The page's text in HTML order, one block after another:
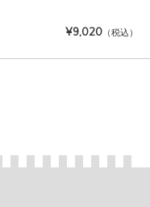
¥9,020 （税込）